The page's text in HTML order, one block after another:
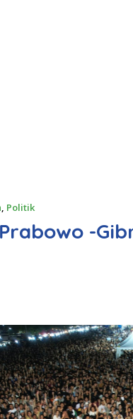
, Politik
-